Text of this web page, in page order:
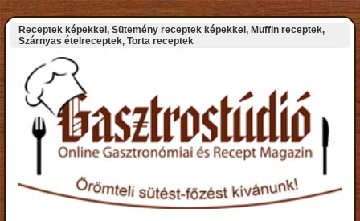
Receptek képekkel, Sütemény receptek képekkel, Muffin receptek,
Szárnyas ételreceptek, Torta receptek